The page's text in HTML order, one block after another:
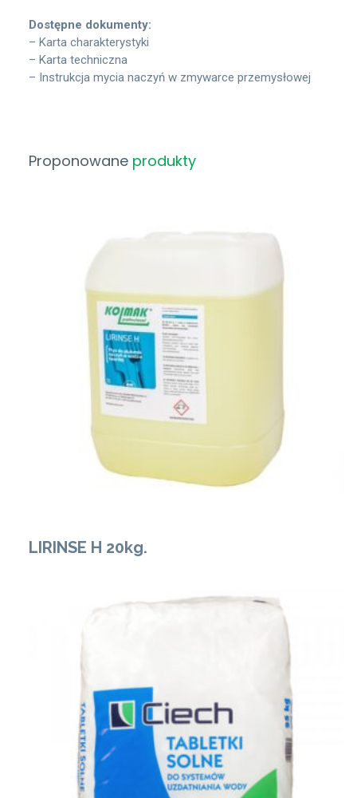
Dostępne dokumenty:
– Karta charakterystyki
– Karta techniczna
– Instrukcja mycia naczyń w zmywarce przemysłowej
Proponowane produkty
Zobacz Więcej
LIRINSE H 20kg.
Zobacz Więcej